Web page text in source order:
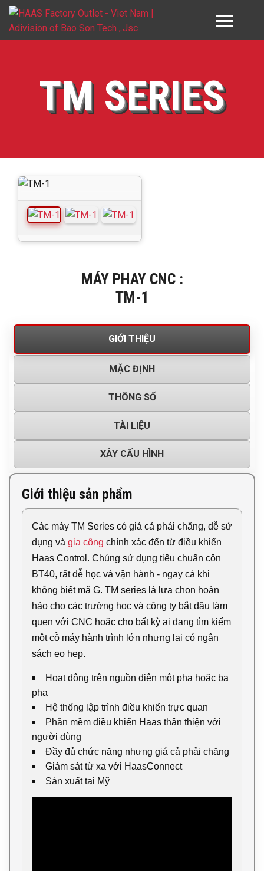
SẢN PHẨM
DỊCH VỤ
LIÊN HỆ
TM SERIES
MÁY PHAY CNC :
TM-1
GIỚI THIỆU
MẶC ĐỊNH
THÔNG SỐ
TÀI LIỆU
XÂY CẤU HÌNH
Giới thiệu sản phẩm
Các máy TM Series có giá cả phải chăng, dễ sử
dụng và gia công chính xác đến từ điều khiển
Haas Control. Chúng sử dụng tiêu chuẩn côn
BT40, rất dễ học và vận hành - ngay cả khi
không biết mã G. TM series là lựa chọn hoàn
hảo cho các trường học và công ty bắt đầu làm
quen với CNC hoặc cho bất kỳ ai đang tìm kiếm
một cỗ máy hành trình lớn nhưng lại có ngân
sách eo hẹp.
Hoạt động trên nguồn điện một pha hoặc ba
pha
Hệ thống lập trình điều khiển trực quan
Phần mềm điều khiển Haas thân thiện với
người dùng
Đầy đủ chức năng nhưng giá cả phải chăng
Giám sát từ xa với HaasConnect
Sản xuất tại Mỹ